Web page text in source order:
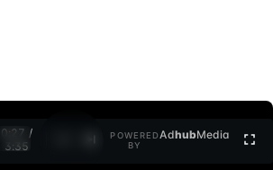
0:27 /
3:35
POWERED
BY
AdhubMedia